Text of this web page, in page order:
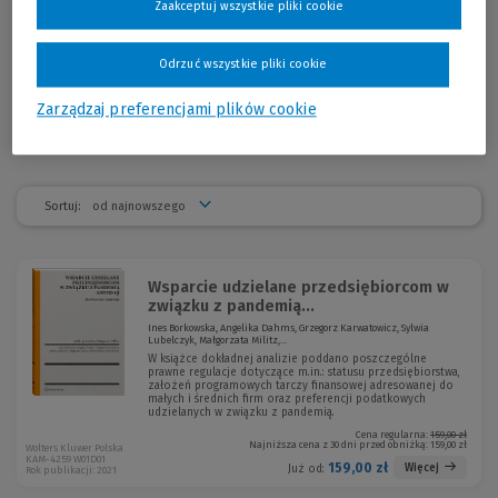
przekraczała 1,5 mld PLN. Specjalista w postępowaniach dotyczących
zwrotu środków, najwyższa korekta finansowa, przed którą obronił
beneficjenta, wynosiła prawie 60 mln PLN. Autor i współautor 9 książek
oraz ponad 150 artykułów, przeprowadził ponad 200 praktycznych
szkoleń.
Sortuj:
Wsparcie udzielane przedsiębiorcom w
związku z pandemią...
Ines Borkowska, Angelika Dahms, Grzegorz Karwatowicz, Sylwia
Lubelczyk, Małgorzata Militz,...
W książce dokładnej analizie poddano poszczególne
prawne regulacje dotyczące m.in.: statusu przedsiębiorstwa,
założeń programowych tarczy finansowej adresowanej do
małych i średnich firm oraz preferencji podatkowych
udzielanych w związku z pandemią.
Cena regularna: 159,00 zł
Najniższa cena z 30 dni przed obniżką: 159,00 zł
Już od: 159,00 zł Więcej
Wolters Kluwer Polska
KAM-4259 W01D01
Rok publikacji: 2021
Zarządzaj preferencjami plików cookie
Odrzuć wszystkie pliki cookie
Zaakceptuj wszystkie pliki cookie